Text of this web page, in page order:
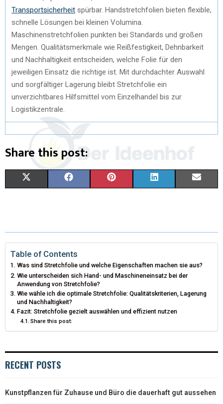
Transportsicherheit spürbar. Handstretchfolien bieten flexible,
schnelle Lösungen bei kleinen Volumina.
Maschinenstretchfolien punkten bei Standards und großen
Mengen. Qualitätsmerkmale wie Reißfestigkeit, Dehnbarkeit
und Nachhaltigkeit entscheiden, welche Folie für den
jeweiligen Einsatz die richtige ist. Mit durchdachter Auswahl
und sorgfältiger Lagerung bleibt Stretchfolie ein
unverzichtbares Hilfsmittel vom Einzelhandel bis zur
Logistikzentrale.
Share this post:
W
T
T
E
R
E
O
O
T
R
K
D
I
Table of Contents
Was sind Stretchfolie und welche Eigenschaften machen sie aus?
Wie unterscheiden sich Hand- und Maschineneinsatz bei der
Anwendung von Stretchfolie?
Wie wähle ich die optimale Stretchfolie: Qualitätskriterien, Lagerung
und Nachhaltigkeit?
Fazit: Stretchfolie gezielt auswählen und effizient nutzen
Share this post:
RECENT POSTS
Kunstpflanzen für Zuhause und Büro die dauerhaft gut aussehen